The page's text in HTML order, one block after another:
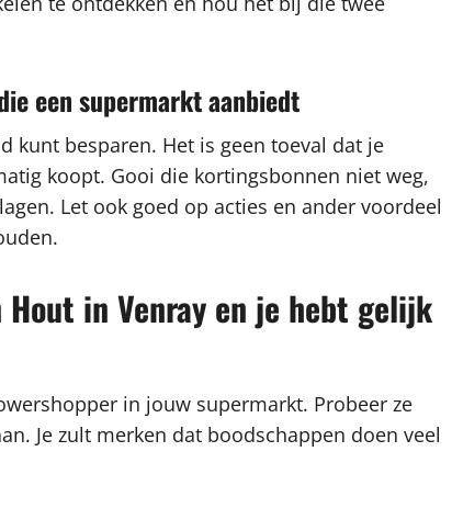
een supermarkt aanbiedt
kunt besparen. Het is geen toeval dat je
koopt. Gooi die kortingsbonnen niet weg,
Let ook goed op acties en ander voordeel
Hout in Venray en je hebt gelijk
in jouw supermarkt. Probeer ze
Je zult merken dat boodschappen doen veel